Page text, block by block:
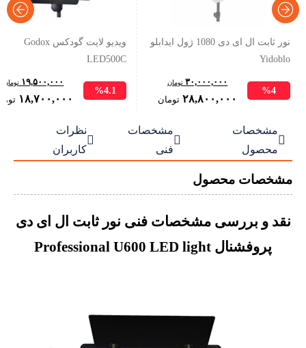
نور ثابت ال ای دی 1080 ژول ایدابلو
Yidoblo
۳۰,۰۰۰,۰۰۰ تومان
Original
was:
۲۸,۸۰۰,۰۰۰ تومانCurrent
is:
%4
ویدیو لایت گودکس Godox
LED500C
۱۹,۵۰۰,۰۰۰ تومان
Original
was:
۱۹,۵۰۰,۰۰۰ تومان.
۱۸,۷۰۰,۰۰۰
%4.1

مشخصات
محصول

مشخصات
فنی

نظرات
کاربران
مشخصات محصول
نقد و بررسی مشخصات فنی نور ثابت ال ای دی
پروفشنال Professional U600 LED light